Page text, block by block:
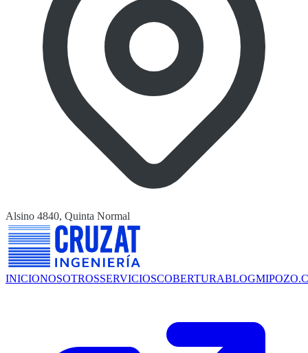
Alsino 4840, Quinta Normal
INICIONOSOTROSSERVICIOSCOBERTURABLOG